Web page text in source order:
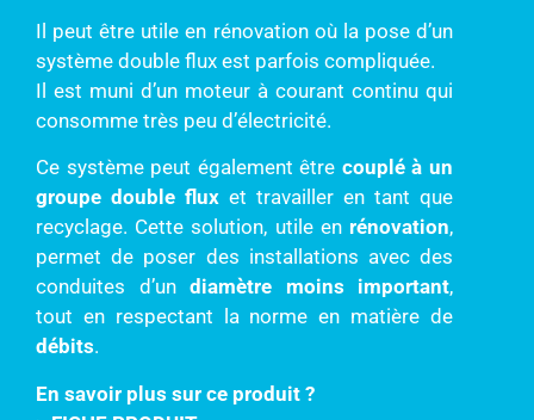
Il peut être utile en rénovation où la pose d’un
système double flux est parfois compliquée.
Il est muni d’un moteur à courant continu qui
consomme très peu d’électricité.
Ce système peut également être couplé à un
groupe double flux et travailler en tant que
recyclage. Cette solution, utile en rénovation,
permet de poser des installations avec des
conduites d’un diamètre moins important,
tout en respectant la norme en matière de
débits.
En savoir plus sur ce produit ?